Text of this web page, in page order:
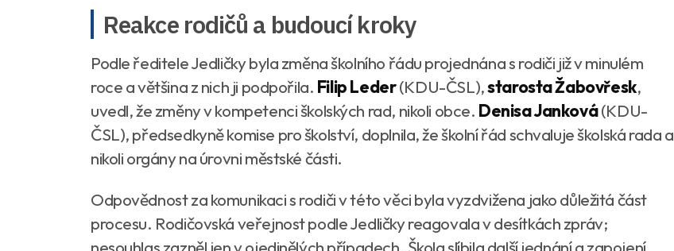
Reakce rodičů a budoucí kroky
Podle ředitele Jedličky byla změna školního řádu projednána s rodiči již v minulém
roce a většina z nich ji podpořila. Filip Leder(KDU-ČSL),starosta Žabovřesk,
uvedl, že změny v kompetenci školských rad, nikoli obce. Denisa Janková(KDU-
ČSL), předsedkyně komise pro školství, doplnila, že školní řád schvaluje školská rada a
nikoli orgány na úrovni městské části.
Odpovědnost za komunikaci s rodiči v této věci byla vyzdvižena jako důležitá část
procesu. Rodičovská veřejnost podle Jedličky reagovala v desítkách zpráv;